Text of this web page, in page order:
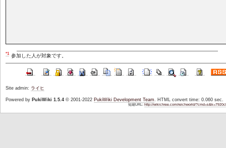
*1 参加した人が対象です。
Site admin: ライヒ
Powered by PukiWiki 1.5.4© 2001-2022 PukiWiki Development Team . HTML convert time: 0.060 sec.
短縮URL:http://wikichree.com/reichworld/